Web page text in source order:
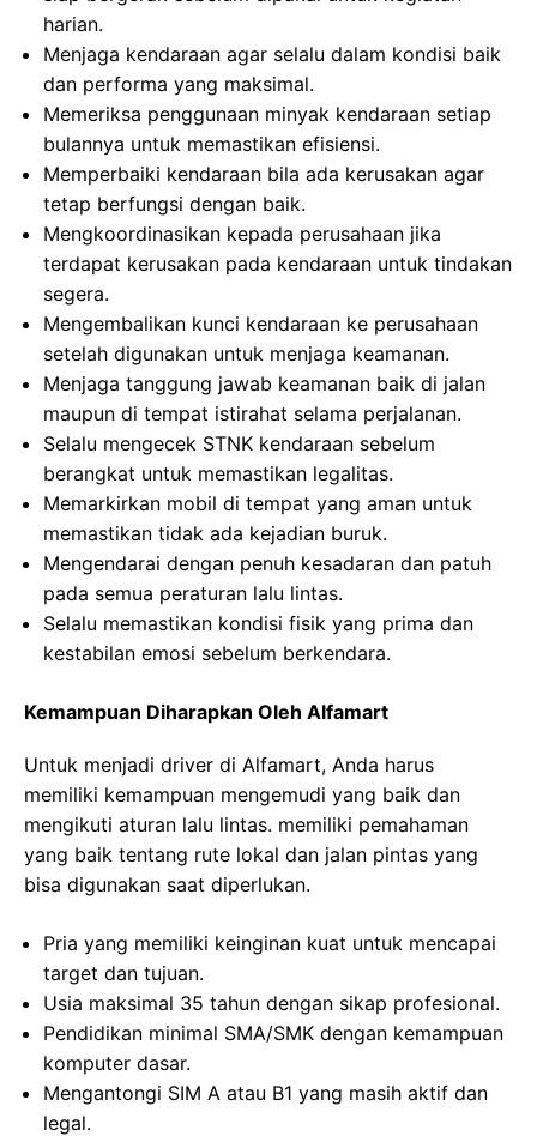
harian.
Menjaga kendaraan agar selalu dalam kondisi baik
dan performa yang maksimal.
Memeriksa penggunaan minyak kendaraan setiap
bulannya untuk memastikan efisiensi.
Memperbaiki kendaraan bila ada kerusakan agar
tetap berfungsi dengan baik.
Mengkoordinasikan kepada perusahaan jika
terdapat kerusakan pada kendaraan untuk tindakan
segera.
Mengembalikan kunci kendaraan ke perusahaan
setelah digunakan untuk menjaga keamanan.
Menjaga tanggung jawab keamanan baik di jalan
maupun di tempat istirahat selama perjalanan.
Selalu mengecek STNK kendaraan sebelum
berangkat untuk memastikan legalitas.
Memarkirkan mobil di tempat yang aman untuk
memastikan tidak ada kejadian buruk.
Mengendarai dengan penuh kesadaran dan patuh
pada semua peraturan lalu lintas.
Selalu memastikan kondisi fisik yang prima dan
kestabilan emosi sebelum berkendara.
Kemampuan Diharapkan Oleh Alfamart
Untuk menjadi driver di Alfamart, Anda harus
memiliki kemampuan mengemudi yang baik dan
mengikuti aturan lalu lintas. memiliki pemahaman
yang baik tentang rute lokal dan jalan pintas yang
bisa digunakan saat diperlukan.
Pria yang memiliki keinginan kuat untuk mencapai
target dan tujuan.
Usia maksimal 35 tahun dengan sikap profesional.
Pendidikan minimal SMA/SMK dengan kemampuan
komputer dasar.
Mengantongi SIM A atau B1 yang masih aktif dan
legal.